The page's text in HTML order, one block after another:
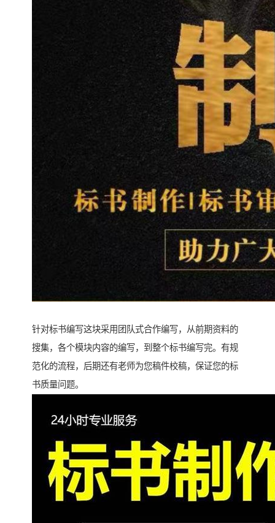
针对标书编写这块采用团队式合作编写，从前期资料的
搜集，各个模块内容的编写，到整个标书编写完。有规
范化的流程，后期还有老师为您稿件校稿，保证您的标
书质量问题。